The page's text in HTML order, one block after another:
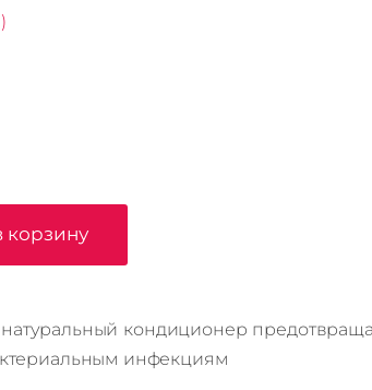
корзину
кондиционер
инфекциям